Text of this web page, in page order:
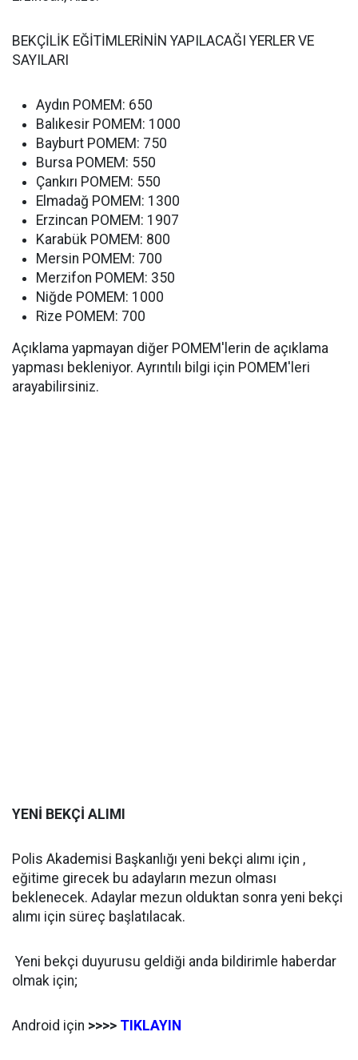
BEKÇİLİK EĞİTİMLERİNİN YAPILACAĞI YERLER VE
SAYILARI
Aydın POMEM: 650
Balıkesir POMEM: 1000
Bayburt POMEM: 750
Bursa POMEM: 550
Çankırı POMEM: 550
Elmadağ POMEM: 1300
Erzincan POMEM: 1907
Karabük POMEM: 800
Mersin POMEM: 700
Merzifon POMEM: 350
Niğde POMEM: 1000
Rize POMEM: 700
Açıklama yapmayan diğer POMEM'lerin de açıklama
yapması bekleniyor. Ayrıntılı bilgi için POMEM'leri
arayabilirsiniz.
YENİ BEKÇİ ALIMI
Polis Akademisi Başkanlığı yeni bekçi alımı için ,
eğitime girecek bu adayların mezun olması
beklenecek. Adaylar mezun olduktan sonra yeni bekçi
alımı için süreç başlatılacak.
Yeni bekçi duyurusu geldiği anda bildirimle haberdar
olmak için;
Android için >>>> TIKLAYIN